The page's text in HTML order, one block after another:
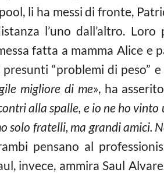
li ha messi di fronte,
l’uno dall’altro.
fatta a mamma Alice e
“problemi di peso”
migliore di me», ha
alla spalle, e io ne ho
solo fratelli, ma grandi amici.
pensano al
invece, ammira Saul